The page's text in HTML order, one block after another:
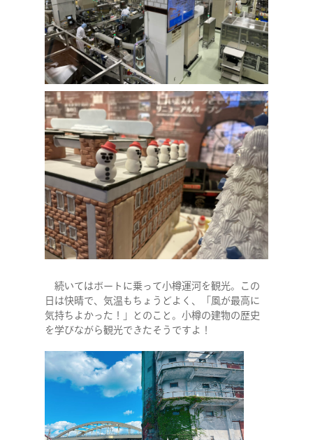
続いてはボートに乗って小樽運河を観光。この
日は快晴で、気温もちょうどよく、「風が最高に
気持ちよかった！」とのこと。小樽の建物の歴史
を学びながら観光できたそうですよ！